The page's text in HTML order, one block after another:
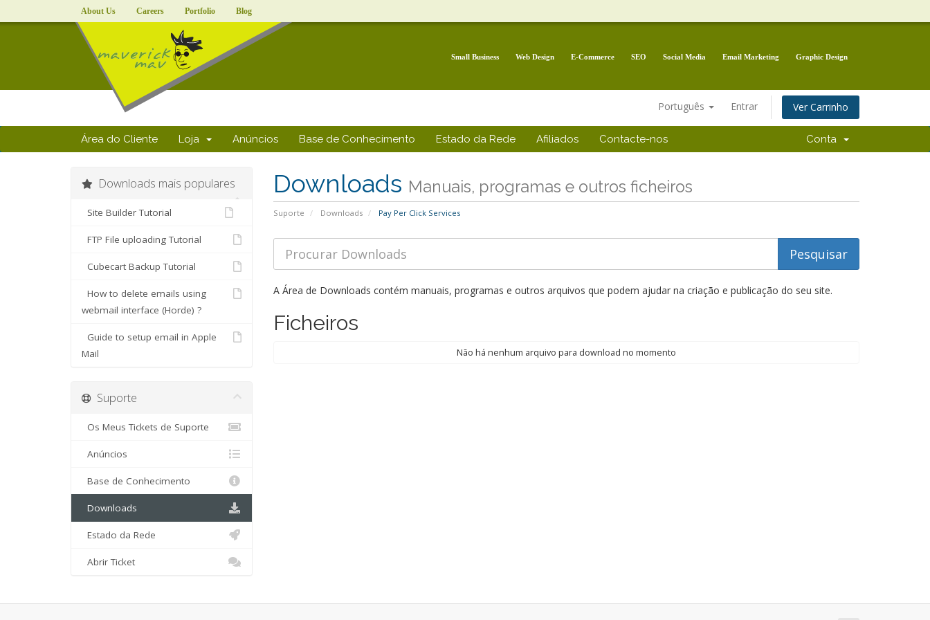
About Us Careers Portfolio Blog
Small Business Web Design E-Commerce SEO Social Media Email Marketing Graphic Design
Português Entrar Ver Carrinho
Área do Cliente Loja Anúncios Base de Conhecimento Estado da Rede Afiliados Contacte-nos Conta
Downloads Manuais, programas e outros ficheiros
Suporte Downloads Pay Per Click Services
A Área de Downloads contém manuais, programas e outros arquivos que podem ajudar na criação e publicação do seu site.
Ficheiros
Não há nenhum arquivo para download no momento
Downloads mais populares
Site Builder Tutorial
FTP File uploading Tutorial
Cubecart Backup Tutorial
How to delete emails using
webmail interface (Horde) ?
Guide to setup email in Apple
Mail
Suporte
Os Meus Tickets de Suporte
Anúncios
Base de Conhecimento
Downloads
Estado da Rede
Abrir Ticket